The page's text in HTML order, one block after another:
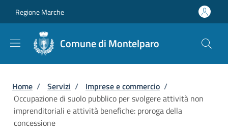
Regione Marche
Comune di Montelparo
Briciole di pane
Home / Servizi / Imprese e commercio /
Occupazione di suolo pubblico per svolgere attività non
imprenditoriali e attività benefiche: proroga della
concessione